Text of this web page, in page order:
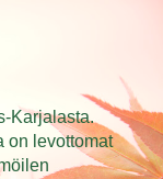
Karjalasta.
on levottomat